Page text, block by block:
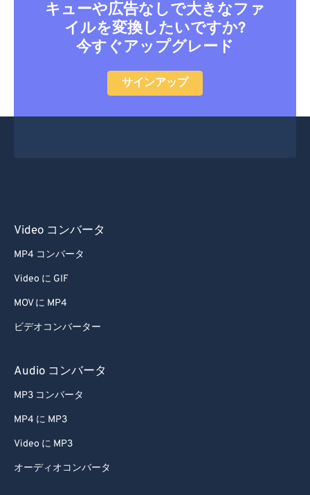
キューや広告なしで大きなファ
イルを変換したいですか?
今すぐアップグレード
サインアップ
Video コンバータ
MP4 コンバータ
Video に GIF
MOV に MP4
ビデオコンバーター
Audio コンバータ
MP3 コンバータ
MP4 に MP3
Video に MP3
オーディオコンバータ